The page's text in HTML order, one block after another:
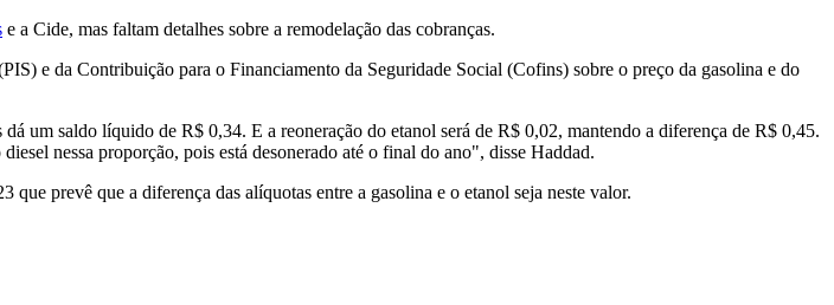
e a Cide, mas faltam detalhes sobre a remodelação das cobranças.
e da Contribuição para o Financiamento da Seguridade Social (Cofins) sobre o preço da gasolina e do
um saldo líquido de R$ 0,34. E a reoneração do etanol será de R$ 0,02, mantendo a diferença de R$ 0,45.
nessa proporção, pois está desonerado até o final do ano", disse Haddad.
prevê que a diferença das alíquotas entre a gasolina e o etanol seja neste valor.